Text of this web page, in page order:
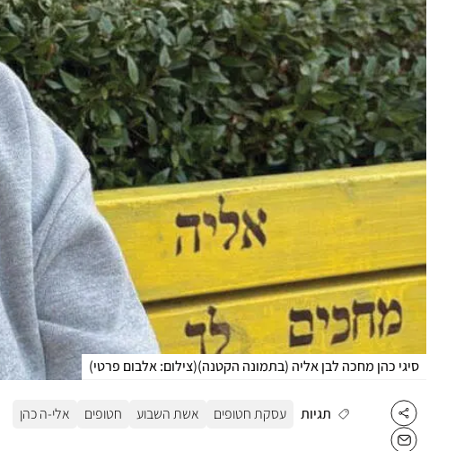
סיגי כהן מחכה לבן אליה (בתמונה הקטנה)(צילום: אלבום פרטי)
תגיות עסקת חטופים אשת השבוע חטופים אלי-ה כהן